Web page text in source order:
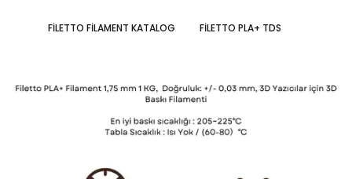
FİLETTO FİLAMENT KATALOG FİLETTO PLA+ TDS